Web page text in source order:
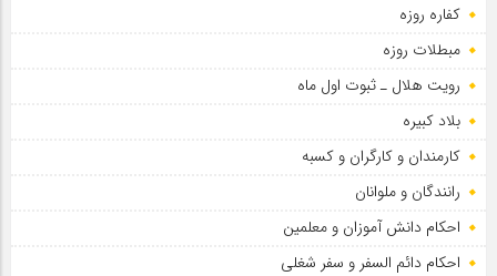
کفاره روزه
مبطلات روزه
رویت هلال ـ ثبوت اول ماه
بلاد کبیره
کارمندان و کارگران و کسبه
رانندگان و ملوانان
احکام دانش آموزان و معلمین
احکام دائم السفر و سفر شغلی